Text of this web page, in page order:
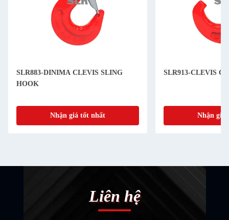
SLR883-DINIMA CLEVIS SLING
HOOK
Nhận giá tốt nhất
SLR913-CLEVIS C
Nhận giá
Liên hệ